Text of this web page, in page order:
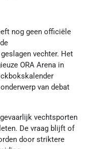
nog geen officiële
vechter. Het
ORA Arena in
van debat
vechtsporten
De vraag blijft of
door striktere